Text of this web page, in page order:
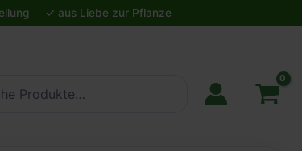
Stiftvaporizer